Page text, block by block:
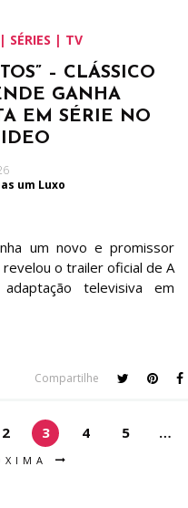
SÉRIES | TV
– CLÁSSICO
GANHA
EM SÉRIE NO
um Luxo
um novo e promissor
o trailer oficial de A
televisiva em
Compartilhe
2 3 4 5
…